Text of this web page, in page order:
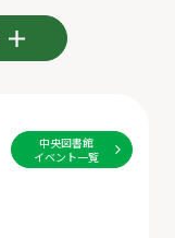
中央図書館
イベント一覧